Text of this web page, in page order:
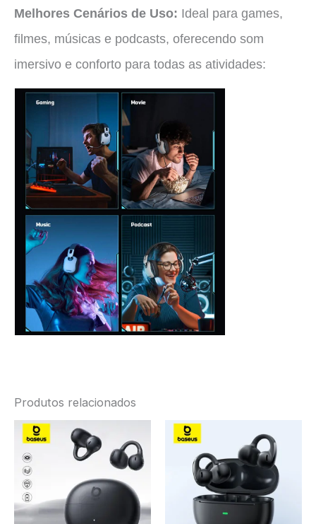
Melhores Cenários de Uso: Ideal para games,
filmes, músicas e podcasts, oferecendo som
imersivo e conforto para todas as atividades:
Produtos relacionados